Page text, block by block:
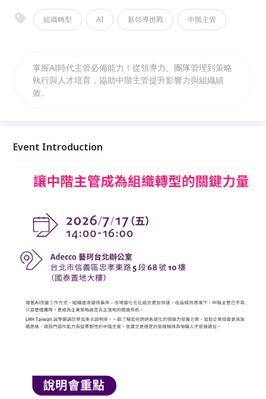
組織轉型 AI 新領導挑戰 中階主管
掌握AI時代主管必備能力！從領導力、團隊管理到策略
執行與人才培育，協助中階主管提升影響力與組織績
效。
Event Introduction